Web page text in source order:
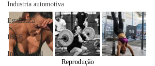
Industria automotiva
Estatística
IBGE
Internacional
Reprodução